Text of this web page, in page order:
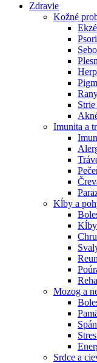
Zdravie
Kožné
Imunita a
Kĺby a
Kĺby
Mozog a
Srdce a